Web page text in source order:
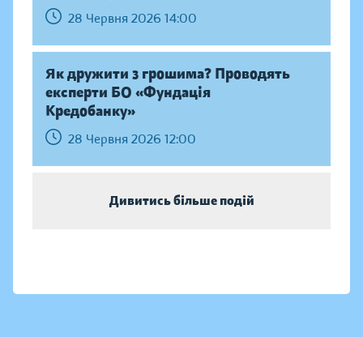
28 Червня 2026 14:00
Як дружити з грошима? Проводять
експерти БО «Фундація
Кредобанку»
28 Червня 2026 12:00
Дивитись більше подій